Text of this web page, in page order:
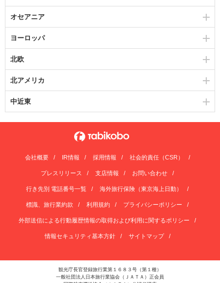
オセアニア
ヨーロッパ
北欧
北アメリカ
中近東
会社概要 IR情報 採用情報 社会的責任（CSR）
プレスリリース 支店情報 お問い合わせ
行き先別 電話番号一覧 海外旅行保険（東京海上日動）
標識、旅行業約款 利用規約 プライバシーポリシー
外部送信による行動履歴情報の取得および利用に関するポリシー
情報セキュリティ基本方針 サイトマップ
観光庁長官登録旅行業第１６８３号（第１種）
一般社団法人日本旅行業協会（ＪＡＴＡ）正会員